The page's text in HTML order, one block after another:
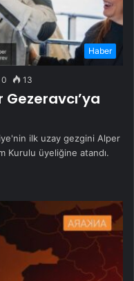
Haber
0 13
ilk uzay gezgini Alper
Kurulu üyeliğine atandı.